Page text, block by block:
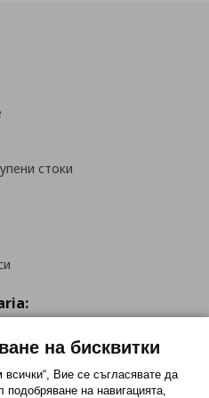
стоки
на бисквитки
Вие се съгласявате да
подобряване на навигацията,